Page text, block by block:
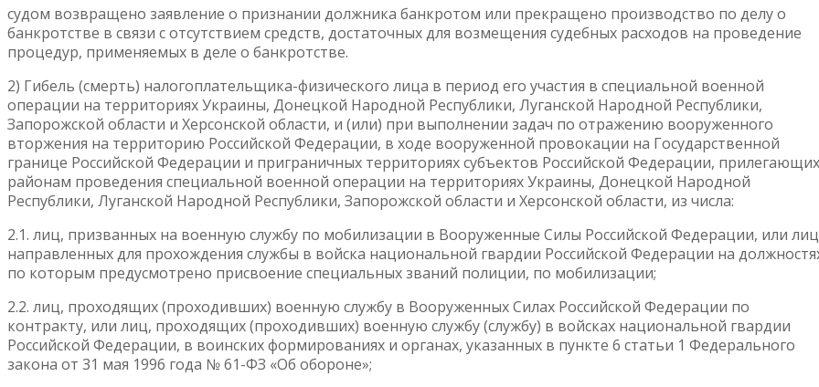
судом возвращено заявление о признании должника банкротом или прекращено производство по делу о
банкротстве в связи с отсутствием средств, достаточных для возмещения судебных расходов на проведение
процедур, применяемых в деле о банкротстве.
2) Гибель (смерть) налогоплательщика-физического лица в период его участия в специальной военной
операции на территориях Украины, Донецкой Народной Республики, Луганской Народной Республики,
Запорожской области и Херсонской области, и (или) при выполнении задач по отражению вооруженного
вторжения на территорию Российской Федерации, в ходе вооруженной провокации на Государственной
границе Российской Федерации и приграничных территориях субъектов Российской Федерации,
районам проведения специальной военной операции на территориях Украины, Донецкой Народной
Республики, Луганской Народной Республики, Запорожской области и Херсонской области, из числа:
2.1. лиц, призванных на военную службу по мобилизации в Вооруженные Силы Российской Федерации, или
направленных для прохождения службы в войска национальной гвардии Российской Федерации на
по которым предусмотрено присвоение специальных званий полиции, по мобилизации;
2.2. лиц, проходящих (проходивших) военную службу в Вооруженных Силах Российской Федерации по
контракту, или лиц, проходящих (проходивших) военную службу (службу) в войсках национальной гвардии
Российской Федерации, в воинских формированиях и органах, указанных в пункте 6 статьи 1 Федерального
закона от 31 мая 1996 года № 61-ФЗ «Об обороне»;